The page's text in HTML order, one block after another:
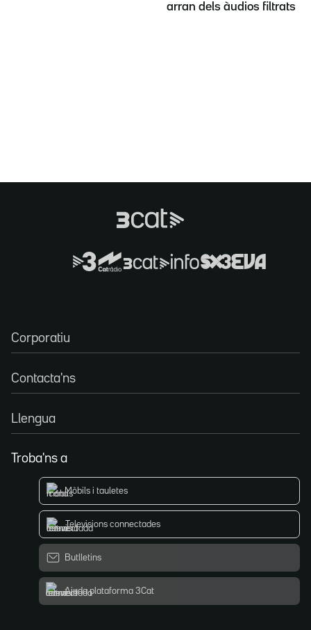
arran dels àudios filtrats
Corporatiu
Contacta'ns
Llengua
Troba'ns a
Mòbils i tauletes
Televisions connectades
Butlletins
Ajuda plataforma 3Cat